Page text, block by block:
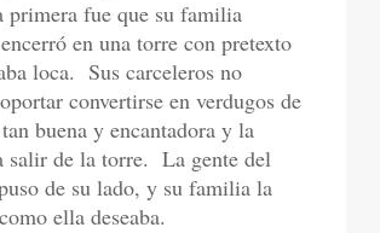
primera fue que su familia
en una torre con pretexto
loca. Sus carceleros no
convertirse en verdugos de
buena y encantadora y la
salir de la torre. La gente del
de su lado, y su familia la
ella deseaba.